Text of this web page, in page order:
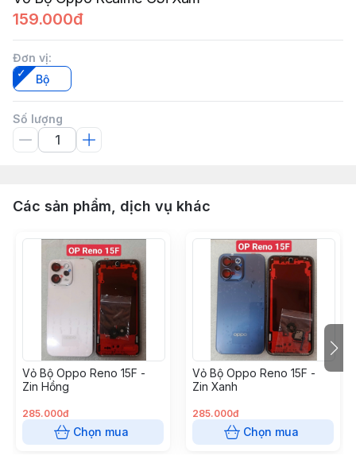
159.000đ
Đơn vị:
Bộ
Số lượng
Các sản phẩm, dịch vụ khác
Vỏ Bộ Oppo Reno 15F -
Zin Hồng
285.000đ
Chọn mua
Vỏ Bộ Oppo Reno 15F -
Zin Xanh
285.000đ
Chọn mua